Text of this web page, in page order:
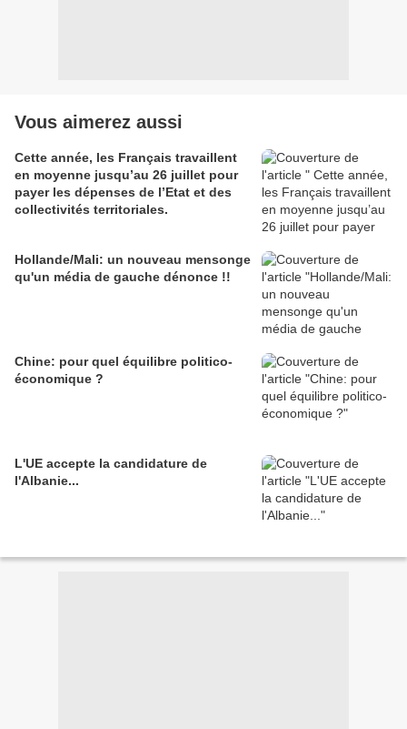
Vous aimerez aussi
Cette année, les Français travaillent
en moyenne jusqu’au 26 juillet pour
payer les dépenses de l’Etat et des
collectivités territoriales.
Hollande/Mali: un nouveau mensonge
qu'un média de gauche dénonce !!
Chine: pour quel équilibre politico-
économique ?
L'UE accepte la candidature de
l'Albanie...